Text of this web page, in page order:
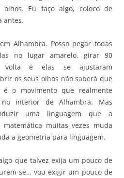
olhos. Eu faço algo, coloco de
antes.
Alhambra. Posso pegar todas
no lugar amarelo, girar 90
volta e elas se ajustaram
os seus olhos não saberá que
o movimento que realmente
interior de Alhambra. Mas
uma linguagem que a
muitas vezes muda
a geometria para linguagem.
que talvez exija um pouco de
se… vou exigir um pouco de